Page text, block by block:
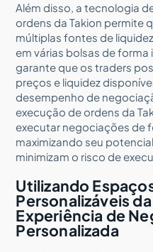
Além disso, a tecnologia
ordens da Takion permite
múltiplas fontes de
em várias bolsas de
garante que os traders
preços e liquidez
desempenho de
execução de ordens da
executar negociações de
maximizando seu
minimizam o risco de
Utilizando
Personalizáveis
Experiência de
Personalizada